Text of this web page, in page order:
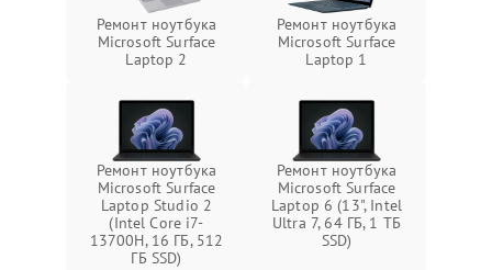
Ремонт ноутбука
Microsoft Surface
Laptop 2
Ремонт ноутбука
Microsoft Surface
Laptop 1
Ремонт ноутбука
Microsoft Surface
Laptop Studio 2
(Intel Core i7-
13700H, 16 ГБ, 512
ГБ SSD)
Ремонт ноутбука
Microsoft Surface
Laptop 6 (13", Intel
Ultra 7, 64 ГБ, 1 ТБ
SSD)